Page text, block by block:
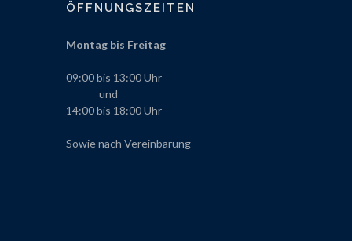
ÖFFNUNGSZEITEN
Montag bis Freitag
09:00 bis 13:00 Uhr
und
14:00 bis 18:00 Uhr
Sowie nach Vereinbarung